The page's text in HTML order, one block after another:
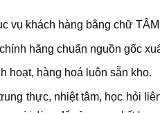
vụ khách hàng bằng chữ
hãng chuẩn nguồn gốc
hoạt, hàng hoá luôn sẵn kho.
thực, nhiệt tâm, học hỏi